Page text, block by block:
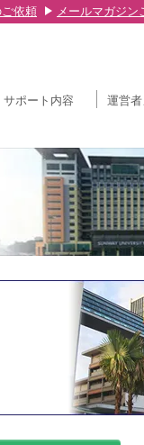
依頼 メールマガジン
サポート内容 運営